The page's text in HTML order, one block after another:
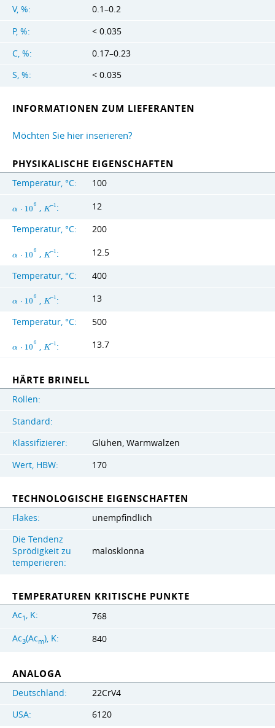
V, %:
0.1–0.2
P, %:
< 0.035
C, %:
0.17–0.23
S, %:
< 0.035
INFORMATIONEN ZUM LIEFERANTEN
Möchten Sie hier inserieren?
PHYSIKALISCHE EIGENSCHAFTEN
Temperatur, °C: 100
α ⋅ 10
6 , K−1 : 12
Temperatur, °C: 200
α ⋅ 10
6 ,K−1 : 12.5
Temperatur, °C: 400
α ⋅ 10
6 ,K−1 : 13
Temperatur, °C: 500
α ⋅ 10
6 ,K−1 : 13.7
HÄRTE BRINELL
Rollen:
Standard:
Klassifizierer:
Glühen, Warmwalzen
Wert, HBW:
170
TECHNOLOGISCHE EIGENSCHAFTEN
Flakes:
unempfindlich
Die Tendenz
Sprödigkeit zu
temperieren:
malosklonna
TEMPERATUREN KRITISCHE PUNKTE
Ac1 , K: 768
Ac3(Acm), K: 840
ANALOGA
Deutschland:
22CrV4
USA:
6120